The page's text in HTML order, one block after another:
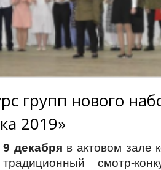
групп нового
2019»
9 декабря в актовом зале
традиционный смотр-